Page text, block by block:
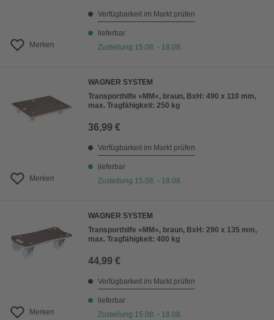
Merken
Verfügbarkeit im Markt prüfen
lieferbar
Zustellung 15.08. - 18.08.
Merken
WAGNER SYSTEM
Transporthilfe »MM«, braun, BxH: 490 x 110 mm,
max. Tragfähigkeit: 250 kg
36,99 €
Verfügbarkeit im Markt prüfen
lieferbar
Zustellung 15.08. - 18.08.
Merken
WAGNER SYSTEM
Transporthilfe »MM«, braun, BxH: 290 x 135 mm,
max. Tragfähigkeit: 400 kg
44,99 €
Verfügbarkeit im Markt prüfen
lieferbar
Zustellung 15.08. - 18.08.